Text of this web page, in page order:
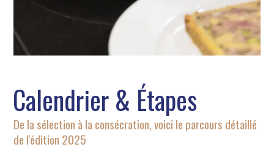
Calendrier & Étapes
De la sélection à la consécration, voici le parcours détaillé
de l'édition 2025